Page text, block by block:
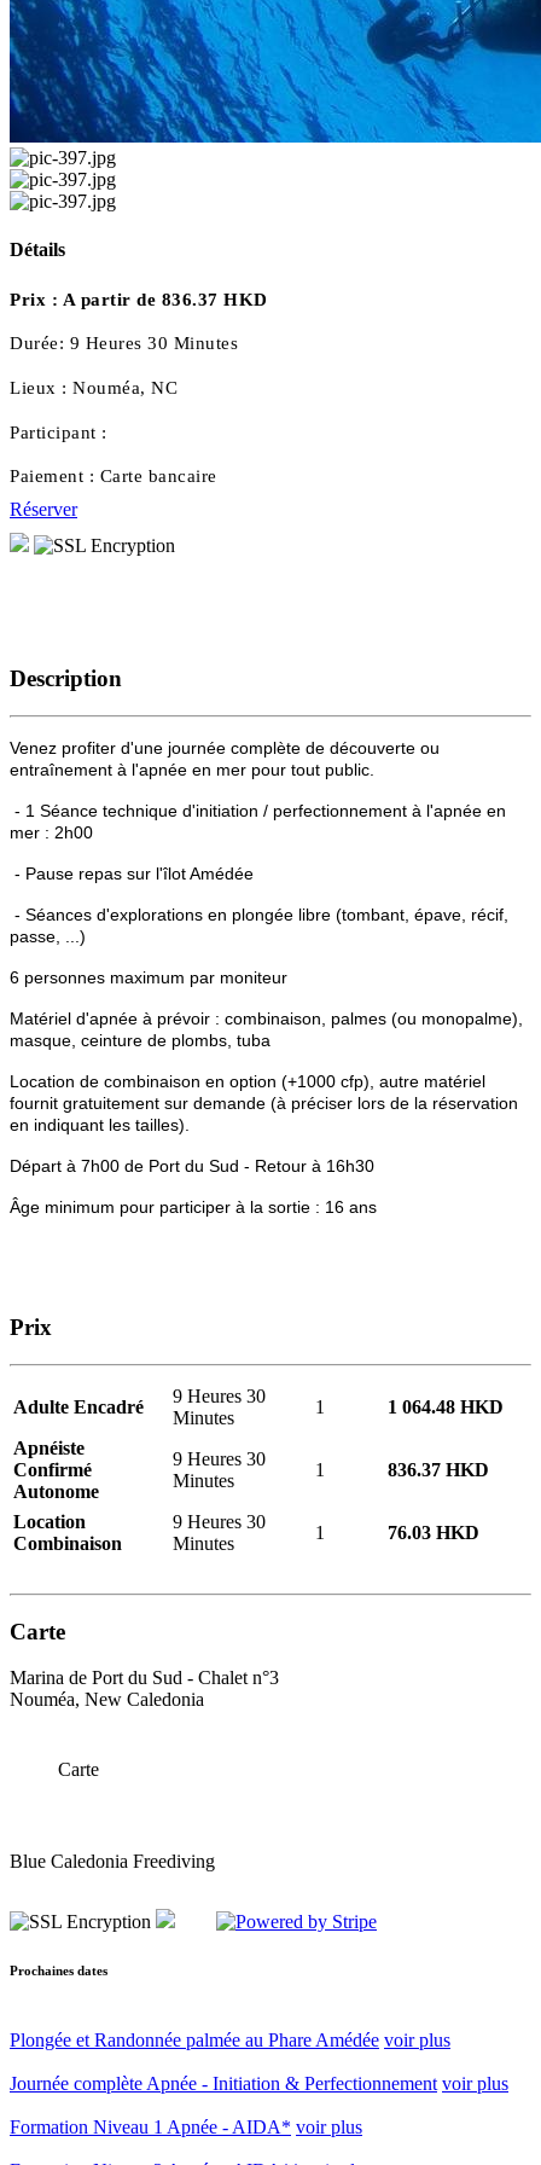
Détails
Prix : A partir de 836.37 HKD
Durée: 9 Heures 30 Minutes
Lieux : Nouméa, NC
Participant :
Paiement : Carte bancaire
Réserver
Description
Venez profiter d'une journée complète de découverte ou
entraînement à l'apnée en mer pour tout public.
- 1 Séance technique d'initiation / perfectionnement à l'apnée en
mer : 2h00
- Pause repas sur l'îlot Amédée
- Séances d'explorations en plongée libre (tombant, épave, récif,
passe, ...)
6 personnes maximum par moniteur
Matériel d'apnée à prévoir : combinaison, palmes (ou monopalme),
masque, ceinture de plombs, tuba
Location de combinaison en option (+1000 cfp), autre matériel
fournit gratuitement sur demande (à préciser lors de la réservation
en indiquant les tailles).
Départ à 7h00 de Port du Sud - Retour à 16h30
Âge minimum pour participer à la sortie : 16 ans
Prix
Adulte Encadré
9 Heures 30
Minutes
1
1 064.48 HKD
Apnéiste
Confirmé
Autonome
9 Heures 30
Minutes
1 836.37 HKD
Location
Combinaison
9 Heures 30
Minutes
1 76.03 HKD
Carte
Marina de Port du Sud - Chalet n°3
Nouméa, New Caledonia
Carte
Blue Caledonia Freediving
Prochaines dates
Plongée et Randonnée palmée au Phare Amédée voir plus
Journée complète Apnée - Initiation & Perfectionnement voir plus
Formation Niveau 1 Apnée - AIDA* voir plus